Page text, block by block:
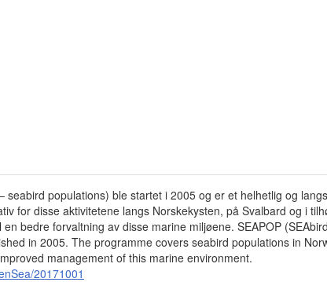
populations) ble startet i 2005 og er et helhetlig og
for disse aktivitetene langs Norskekysten, på Svalbard og i
bedre forvaltning av disse marine miljøene. SEAPOP
in 2005. The programme covers seabird populations in
management of this marine environment.
20171001